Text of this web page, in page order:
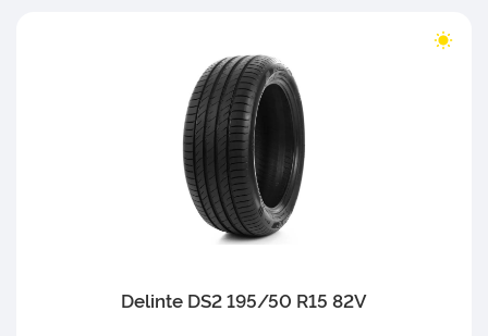
Delinte DS2 195/50 R15 82V